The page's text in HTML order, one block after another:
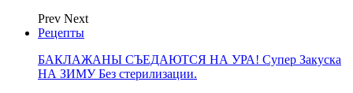
Prev Next
Рецепты
БАКЛАЖАНЫ СЪЕДАЮТСЯ НА УРА! Супер Закуска
НА ЗИМУ Без стерилизации.